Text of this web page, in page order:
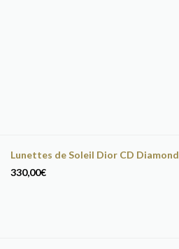
Lunettes de Soleil Dior CD Diamond
330,00€